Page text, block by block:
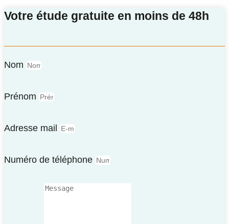
Votre étude gratuite en moins de 48h
Nom
Prénom
Adresse mail
Numéro de téléphone